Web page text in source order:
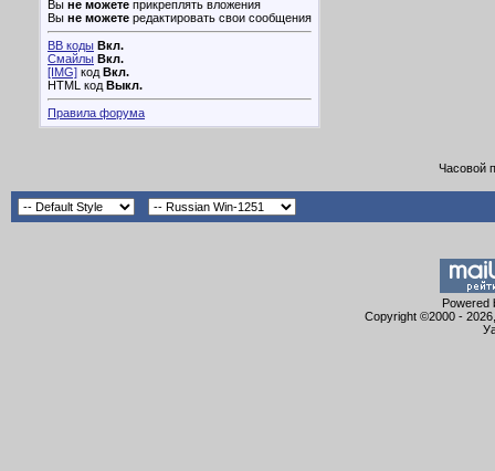
Вы не можете прикреплять вложения
Вы не можете редактировать свои сообщения
BB коды Вкл.
Смайлы Вкл.
[IMG] код Вкл.
HTML код Выкл.
Правила форума
Часовой
Powered
Copyright ©2000 -